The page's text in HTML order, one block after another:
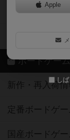
Apple
し
ボードゲーム
ボドゲーマご
ボードゲー
新作・再入荷情
定番ボードゲ
国産ボードゲ